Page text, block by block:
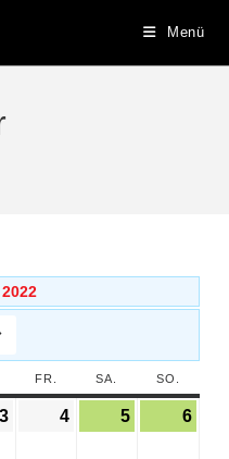
Menü
FR. SA. SO.
3 4 5 6